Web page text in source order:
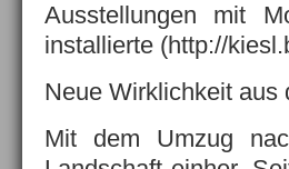
Ausstellungen mit
installierte (http://
Neue Wirklichkeit aus
Mit dem Umzug